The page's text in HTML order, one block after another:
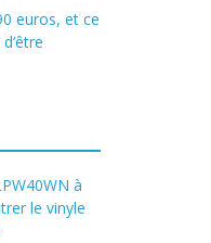
euros, et ce
à
le vinyle